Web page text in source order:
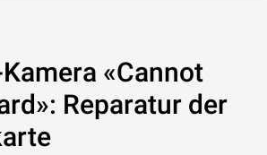
«Cannot
Reparatur der